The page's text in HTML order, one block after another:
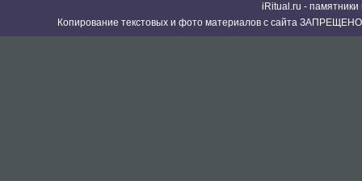
iRitual.ru -
Копирование текстовых и фото материалов с сайта